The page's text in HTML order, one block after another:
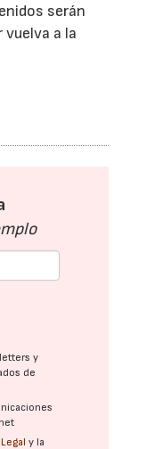
serán
a la
y
de
y la